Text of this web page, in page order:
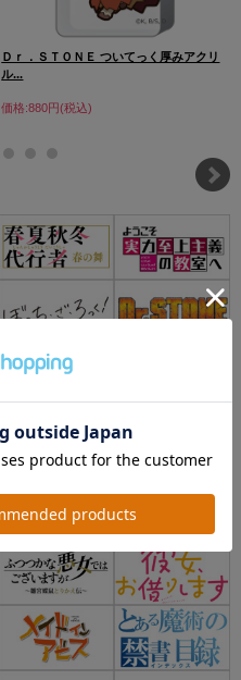
Ｄｒ．ＳＴＯＮＥ ついてっく厚みアクリ
ル...
価格:880円(税込)